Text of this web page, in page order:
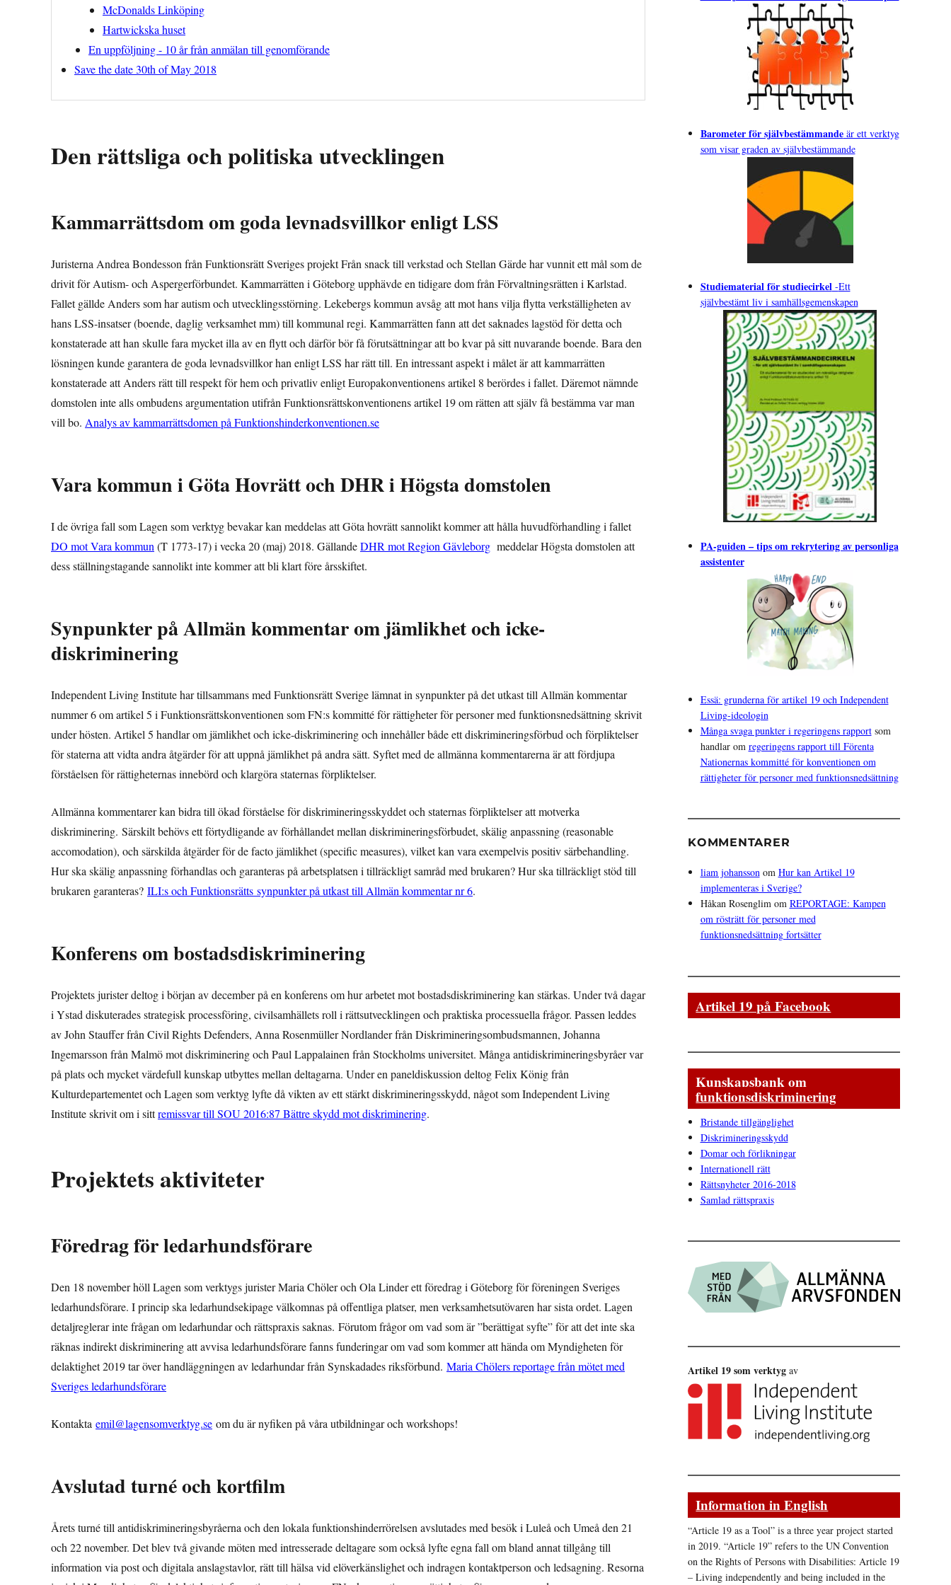
McDonalds Linköping
Hartwickska huset
En uppföljning - 10 år från anmälan till genomförande
Save the date 30th of May 2018
Den rättsliga och politiska utvecklingen
Kammarrättsdom om goda levnadsvillkor enligt LSS
Juristerna Andrea Bondesson från Funktionsrätt Sveriges projekt Från snack till verkstad och Stellan Gärde har vunnit ett mål som de
drivit för Autism- och Aspergerförbundet. Kammarrätten i Göteborg upphävde en tidigare dom från Förvaltningsrätten i Karlstad.
Fallet gällde Anders som har autism och utvecklingsstörning. Lekebergs kommun avsåg att mot hans vilja flytta verkställigheten av
hans LSS-insatser (boende, daglig verksamhet mm) till kommunal regi. Kammarrätten fann att det saknades lagstöd för detta och
konstaterade att han skulle fara mycket illa av en flytt och därför bör få förutsättningar att bo kvar på sitt nuvarande boende. Bara den
lösningen kunde garantera de goda levnadsvillkor han enligt LSS har rätt till. En intressant aspekt i målet är att kammarrätten
konstaterade att Anders rätt till respekt för hem och privatliv enligt Europakonventionens artikel 8 berördes i fallet. Däremot nämnde
domstolen inte alls ombudens argumentation utifrån Funktionsrättskonventionens artikel 19 om rätten att själv få bestämma var man
vill bo. Analys av kammarrättsdomen på Funktionshinderkonventionen.se
Vara kommun i Göta Hovrätt och DHR i Högsta domstolen
I de övriga fall som Lagen som verktyg bevakar kan meddelas att Göta hovrätt sannolikt kommer att hålla huvudförhandling i fallet
DO mot Vara kommun(T 1773-17) i vecka 20 (maj) 2018. GällandeDHR mot Region Gävleborg meddelar Högsta domstolen att
dess ställningstagande sannolikt inte kommer att bli klart före årsskiftet.
Synpunkter på Allmän kommentar om jämlikhet och icke-
diskriminering
Independent Living Institute har tillsammans med Funktionsrätt Sverige lämnat in synpunkter på det utkast till Allmän kommentar
nummer 6 om artikel 5 i Funktionsrättskonventionen som FN:s kommitté för rättigheter för personer med funktionsnedsättning skrivit
under hösten. Artikel 5 handlar om jämlikhet och icke-diskriminering och innehåller både ett diskrimineringsförbud och förpliktelser
för staterna att vidta andra åtgärder för att uppnå jämlikhet på andra sätt. Syftet med de allmänna kommentarerna är att fördjupa
förståelsen för rättigheternas innebörd och klargöra staternas förpliktelser.
Allmänna kommentarer kan bidra till ökad förståelse för diskrimineringsskyddet och staternas förpliktelser att motverka
diskriminering. Särskilt behövs ett förtydligande av förhållandet mellan diskrimineringsförbudet, skälig anpassning (reasonable
accomodation), och särskilda åtgärder för de facto jämlikhet (specific measures), vilket kan vara exempelvis positiv särbehandling.
Hur ska skälig anpassning förhandlas och garanteras på arbetsplatsen i tillräckligt samråd med brukaren? Hur ska tillräckligt stöd till
brukaren garanteras? ILI:s och Funktionsrätts synpunkter på utkast till Allmän kommentar nr 6.
Konferens om bostadsdiskriminering
Projektets jurister deltog i början av december på en konferens om hur arbetet mot bostadsdiskriminering kan stärkas. Under två dagar
i Ystad diskuterades strategisk processföring, civilsamhällets roll i rättsutvecklingen och praktiska processuella frågor. Passen leddes
av John Stauffer från Civil Rights Defenders, Anna Rosenmüller Nordlander från Diskrimineringsombudsmannen, Johanna
Ingemarsson från Malmö mot diskriminering och Paul Lappalainen från Stockholms universitet. Många antidiskrimineringsbyråer var
på plats och mycket värdefull kunskap utbyttes mellan deltagarna. Under en paneldiskussion deltog Felix König från
Kulturdepartementet och Lagen som verktyg lyfte då vikten av ett stärkt diskrimineringsskydd, något som Independent Living
Institute skrivit om i sittremissvar till SOU 2016:87 Bättre skydd mot diskriminering.
Projektets aktiviteter
Föredrag för ledarhundsförare
Den 18 november höll Lagen som verktygs jurister Maria Chöler och Ola Linder ett föredrag i Göteborg för föreningen Sveriges
ledarhundsförare. I princip ska ledarhundsekipage välkomnas på offentliga platser, men verksamhetsutövaren har sista ordet. Lagen
detaljreglerar inte frågan om ledarhundar och rättspraxis saknas. Förutom frågor om vad som är ”berättigat syfte” för att det inte ska
räknas indirekt diskriminering att avvisa ledarhundsförare fanns funderingar om vad som kommer att hända om Myndigheten för
delaktighet 2019 tar över handläggningen av ledarhundar från Synskadades riksförbund. Maria Chölers reportage från mötet med
Sveriges ledarhundsförare
Kontakta emil@lagensomverktyg.se om du är nyfiken på våra utbildningar och workshops!
Avslutad turné och kortfilm
Årets turné till antidiskrimineringsbyråerna och den lokala funktionshinderrörelsen avslutades med besök i Luleå och Umeå den 21
och 22 november. Det blev två givande möten med intresserade deltagare som också lyfte egna fall om bland annat tillgång till
information via post och digitala anslagstavlor, rätt till hälsa vid elöverkänslighet och indragen kontaktperson och ledsagning. Resorna
Barometer för självbestämmandeär ett verktyg
som visar graden av självbestämmande
Studiematerial för studiecirkel-Ett
självbestämt liv i samhällsgemenskapen
PA-guiden – tips om rekrytering av personliga
assistenter
Essä: grunderna för artikel 19 och Independent
Living-ideologin
Många svaga punkter i regeringens rapportsom
handlar om regeringens rapport till Förenta
Nationernas kommitté för konventionen om
rättigheter för personer med funktionsnedsättning
KOMMENTARER
liam johanssonom Hur kan Artikel 19
implementeras i Sverige?
Håkan Rosenglimom REPORTAGE: Kampen
om rösträtt för personer med
funktionsnedsättning fortsätter
Artikel 19 på Facebook
Kunskapsbank om
funktionsdiskriminering
Bristande tillgänglighet
Diskrimineringsskydd
Domar och förlikningar
Internationell rätt
Rättsnyheter 2016-2018
Samlad rättspraxis
Artikel 19 som verktyg av
Information in English
“Article 19 as a Tool” is a three year project started
in 2019. “Article 19” refers to the UN Convention
on the Rights of Persons with Disabilities: Article 19
– Living independently and being included in the